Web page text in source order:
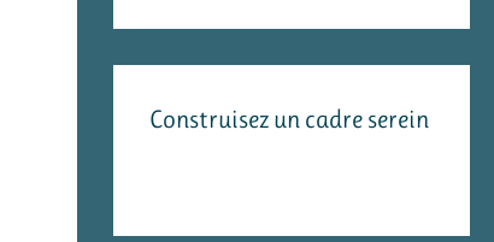
Construisez un cadre serein